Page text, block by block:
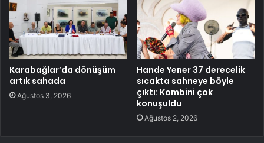
Karabağlar’da dönüşüm
artık sahada
Ağustos 3, 2026
Hande Yener 37 derecelik
sıcakta sahneye böyle
çıktı: Kombini çok
konuşuldu
Ağustos 2, 2026